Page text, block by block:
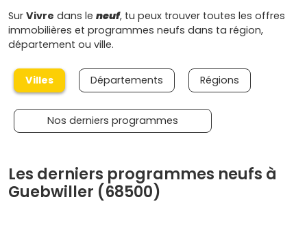
Sur Vivre dans le neuf, tu peux trouver toutes les offres
immobilières et programmes neufs dans ta région,
département ou ville.
Villes Départements Régions
Nos derniers programmes
Les derniers programmes neufs à
Guebwiller (68500)